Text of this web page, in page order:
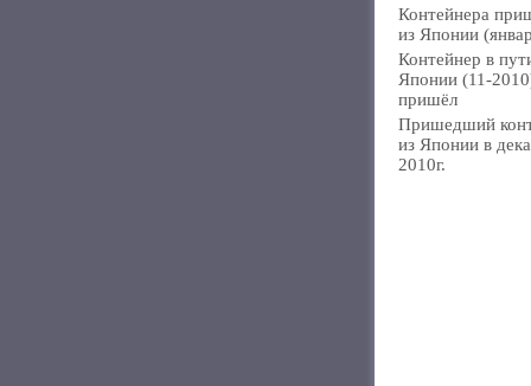
Контейнера
из Японии
Контейнер в
Японии (11-
пришёл
Пришедший
из Японии в
2010г.